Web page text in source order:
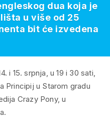
i 15. srpnja, u 19 i 30 sati,
Principij u Starom gradu
Crazy Pony, u
dua koja je
u više od 25
bit će izvedena